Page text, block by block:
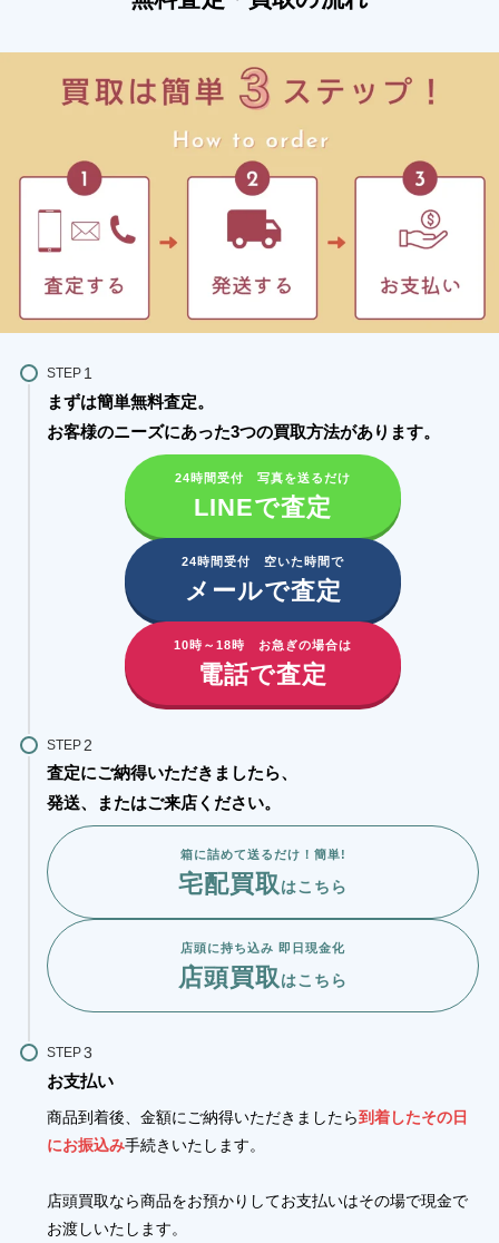
STEP
まずは簡単無料査定。
お客様のニーズにあった3つの買取方法があります。​
24時間受付 写真を送るだけ
LINEで査定
24時間受付 空いた時間で
メールで査定
10時～18時 お急ぎの場合は
電話で査定
STEP
査定にご納得いただきましたら、
発送、またはご来店ください。
箱に詰めて送るだけ！簡単!
宅配買取はこちら
店頭に持ち込み 即日現金化
店頭買取はこちら
STEP
お支払い
商品到着後、金額にご納得いただきましたら到着したその日
にお振込み手続きいたします。
店頭買取なら商品をお預かりしてお支払いはその場で現金で
お渡しいたします。